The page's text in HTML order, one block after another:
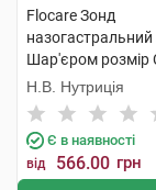
Flocare Зонд
назогастральний
Шар'єром розмір
довжина 110 см 1
Н.В. Нутриція
Є в наявності
від 566.00 грн